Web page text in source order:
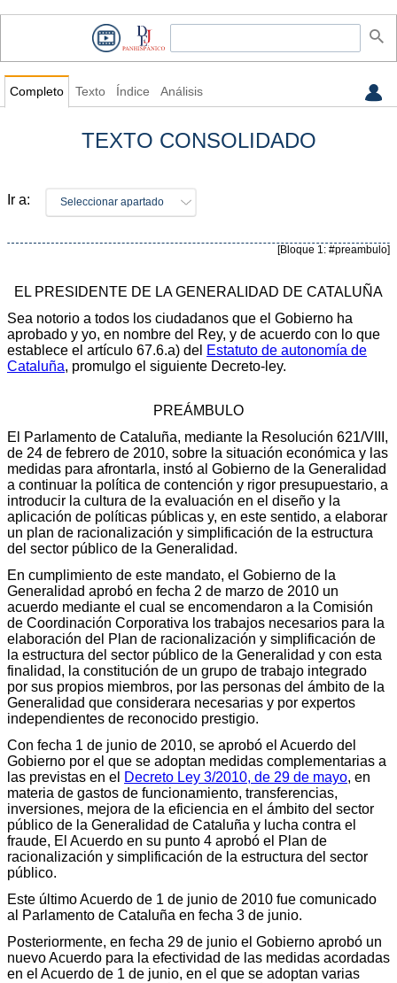
Completo Texto Índice Análisis
TEXTO CONSOLIDADO
Ir a: Seleccionar apartado
[Bloque 1: #preambulo]
EL PRESIDENTE DE LA GENERALIDAD DE CATALUÑA
Sea notorio a todos los ciudadanos que el Gobierno ha
aprobado y yo, en nombre del Rey, y de acuerdo con lo que
establece el artículo 67.6.a) del Estatuto de autonomía de
Cataluña, promulgo el siguiente Decreto-ley.
PREÁMBULO
El Parlamento de Cataluña, mediante la Resolución 621/VIII,
de 24 de febrero de 2010, sobre la situación económica y las
medidas para afrontarla, instó al Gobierno de la Generalidad
a continuar la política de contención y rigor presupuestario, a
introducir la cultura de la evaluación en el diseño y la
aplicación de políticas públicas y, en este sentido, a elaborar
un plan de racionalización y simplificación de la estructura
del sector público de la Generalidad.
En cumplimiento de este mandato, el Gobierno de la
Generalidad aprobó en fecha 2 de marzo de 2010 un
acuerdo mediante el cual se encomendaron a la Comisión
de Coordinación Corporativa los trabajos necesarios para la
elaboración del Plan de racionalización y simplificación de
la estructura del sector público de la Generalidad y con esta
finalidad, la constitución de un grupo de trabajo integrado
por sus propios miembros, por las personas del ámbito de la
Generalidad que considerara necesarias y por expertos
independientes de reconocido prestigio.
Con fecha 1 de junio de 2010, se aprobó el Acuerdo del
Gobierno por el que se adoptan medidas complementarias a
las previstas en el Decreto Ley 3/2010, de 29 de mayo, en
materia de gastos de funcionamiento, transferencias,
inversiones, mejora de la eficiencia en el ámbito del sector
público de la Generalidad de Cataluña y lucha contra el
fraude, El Acuerdo en su punto 4 aprobó el Plan de
racionalización y simplificación de la estructura del sector
público.
Este último Acuerdo de 1 de junio de 2010 fue comunicado
al Parlamento de Cataluña en fecha 3 de junio.
Posteriormente, en fecha 29 de junio el Gobierno aprobó un
nuevo Acuerdo para la efectividad de las medidas acordadas
en el Acuerdo de 1 de junio, en el que se adoptan varias